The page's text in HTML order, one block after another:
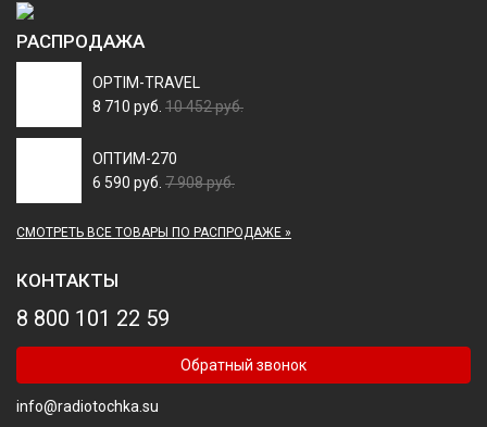
РАСПРОДАЖА
OPTIM-TRAVEL
8 710 руб. 10 452 руб.
ОПТИМ-270
6 590 руб. 7 908 руб.
СМОТРЕТЬ ВСЕ ТОВАРЫ ПО РАСПРОДАЖЕ »
КОНТАКТЫ
8 800 101 22 59
Обратный звонок
info@radiotochka.su